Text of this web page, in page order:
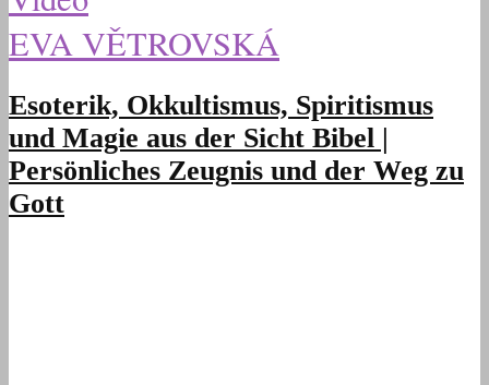
EVA VĚTROVSKÁ
Esoterik, Okkultismus, Spiritismus
und Magie aus der Sicht Bibel |
Persönliches Zeugnis und der Weg zu
Gott